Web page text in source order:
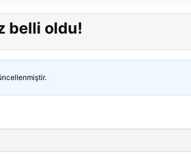
belli oldu!